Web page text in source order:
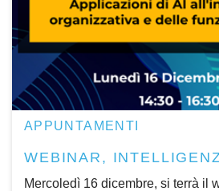
APPUNTAMENTI
WEBINAR,
Mercoledì 16 dicembre, si terrà il